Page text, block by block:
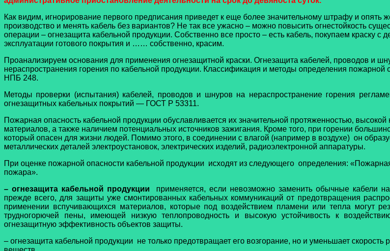
Как видим, игнорирование первого предписания приведет к еще более значительному штрафу и опять
производство и менять кабель без вариантов? Не так все ужасно – можно повысить огнестойкость
операции – огнезащита кабельной продукции. Собственно все просто – есть кабель, покупаем краску
эксплуатации готового покрытия и …… собственно, красим.
Проанализируем основания для применения огнезащитной краски. Огнезащита кабелей, проводов и
нераспространения горения по кабельной продукции. Классификация и методы определения
НПБ 248.
Методы проверки (испытания) кабелей, проводов и шнуров на нераспространение горения
огнезащитных кабельных покрытий — ГОСТ Р 53311.
Пожарная опасность кабельной продукции обуславливается их значительной протяженностью,
материалов, а также наличием потенциальных источников зажигания. Кроме того, при горении
который опасен для жизни людей. Помимо этого, в соединении с влагой (например в воздухе) он
металлических деталей электроустановок, электрических изделий, радиоэлектронной аппаратуры.
При оценке пожарной опасности кабельной продукции исходят из следующего определения:
пожара».
– огнезащита кабельной продукции
применяется, если невозможно заменить обычные кабели
прежде всего, для защиты уже смонтированных кабельных коммуникаций от предотвращения
применении вспучивающихся материалов, которые под воздействием пламени или тепла могут
трудногорючей пены, имеющей низкую теплопроводность и высокую устойчивость к
огнезащитную эффективность объектов защиты.
– огнезащита кабельной продукции не только предотвращает его возгорание, но и уменьшает